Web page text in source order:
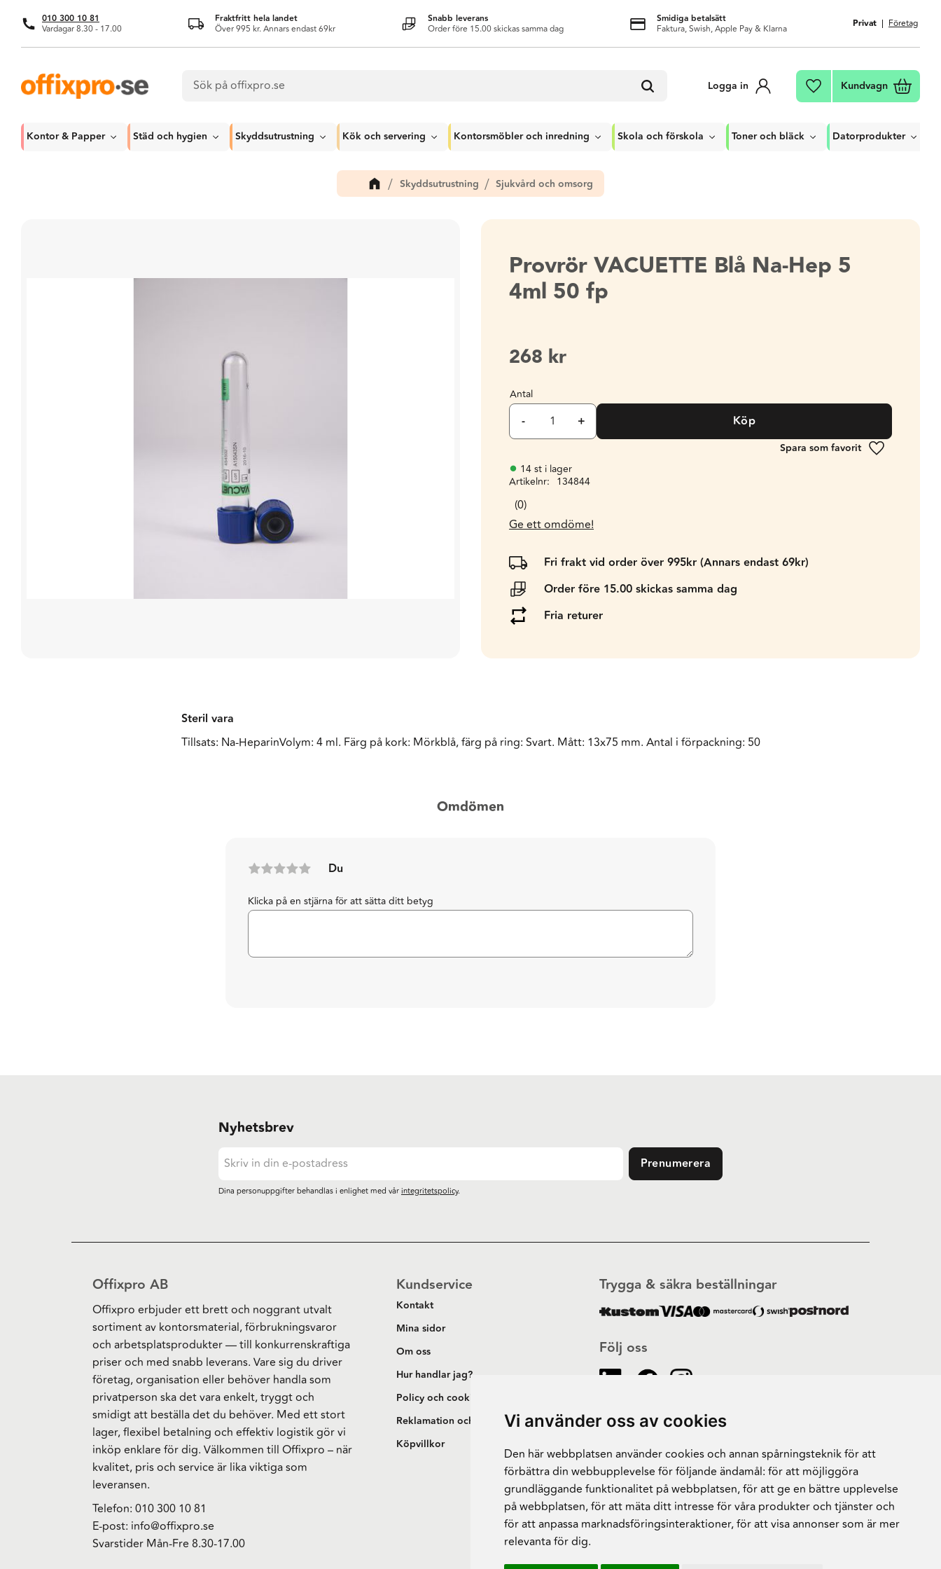
Vi använder oss av cookies
Den här webbplatsen använder cookies och annan spårningsteknik för att
förbättra din webbupplevelse för följande ändamål: för att möjliggöra
grundläggande funktionalitet på webbplatsen,för att ge en bättre upplevelse
på webbplatsen,för att mäta ditt intresse för våra produkter och tjänster och
för att anpassa marknadsföringsinteraktioner,för att visa annonser som är mer
relevanta för dig.
010 300 10 81
Vardagar 8.30 - 17.00
Fraktfritt hela landet
Över 995 kr. Annars endast 69kr
Snabb leverans
Order före 15.00 skickas samma dag
Smidiga betalsätt
Faktura, Swish, Apple Pay & Klarna Privat Företag
Logga in Favoriter
Kundvagn
Kontor & Papper Städ och hygien Skyddsutrustning Kök och servering Kontorsmöbler och inredning Skola och förskola Toner och bläck Datorprodukter
Skyddsutrustning Sjukvård och omsorg
Provrör VACUETTE Blå Na-Hep 5
4ml 50 fp
268 kr
Antal
+
- Köp
Lägg till i
14 st i lager
Artikelnr
134844
0
Ge ett omdöme!
Fri frakt vid order över 995kr (Annars endast 69kr)
Order före 15.00 skickas samma dag
Fria returer
Steril vara
Tillsats: Na-HeparinVolym: 4 ml. Färg på kork: Mörkblå, färg på ring: Svart. Mått: 13x75 mm. Antal i förpackning: 50
Omdömen
Du
Klicka på en stjärna för att sätta ditt betyg
Nyhetsbrev
Prenumerera
Dina personuppgifter behandlas i enlighet med vårintegritetspolicy.
Offixpro AB
Offixpro erbjuder ett brett och noggrant utvalt
sortiment av kontorsmaterial, förbrukningsvaror
och arbetsplatsprodukter — till konkurrenskraftiga
priser och med snabb leverans. Vare sig du driver
företag, organisation eller behöver handla som
privatperson ska det vara enkelt, tryggt och
smidigt att beställa det du behöver. Med ett stort
lager, flexibel betalning och effektiv logistik gör vi
inköp enklare för dig. Välkommen till Offixpro – när
kvalitet, pris och service är lika viktiga som
leveransen.
Telefon: 010 300 10 81
E-post: info@offixpro.se
Svarstider Mån-Fre 8.30-17.00
Kundservice
Kontakt
Mina sidor
Om oss
Hur handlar jag?
Policy och cookies
Reklamation och retur
Köpvillkor
Följ oss
Trygga & säkra beställningar